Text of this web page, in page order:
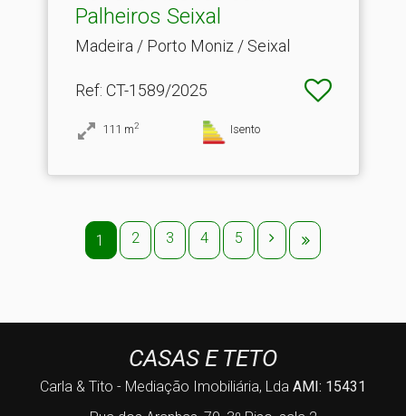
Palheiros Seixal
Madeira / Porto Moniz / Seixal
Ref: CT-1589/2025
111 m2 Isento
1 2 3 4 5
CASAS E TETO
Carla & Tito - Mediação Imobiliária, Lda AMI: 15431